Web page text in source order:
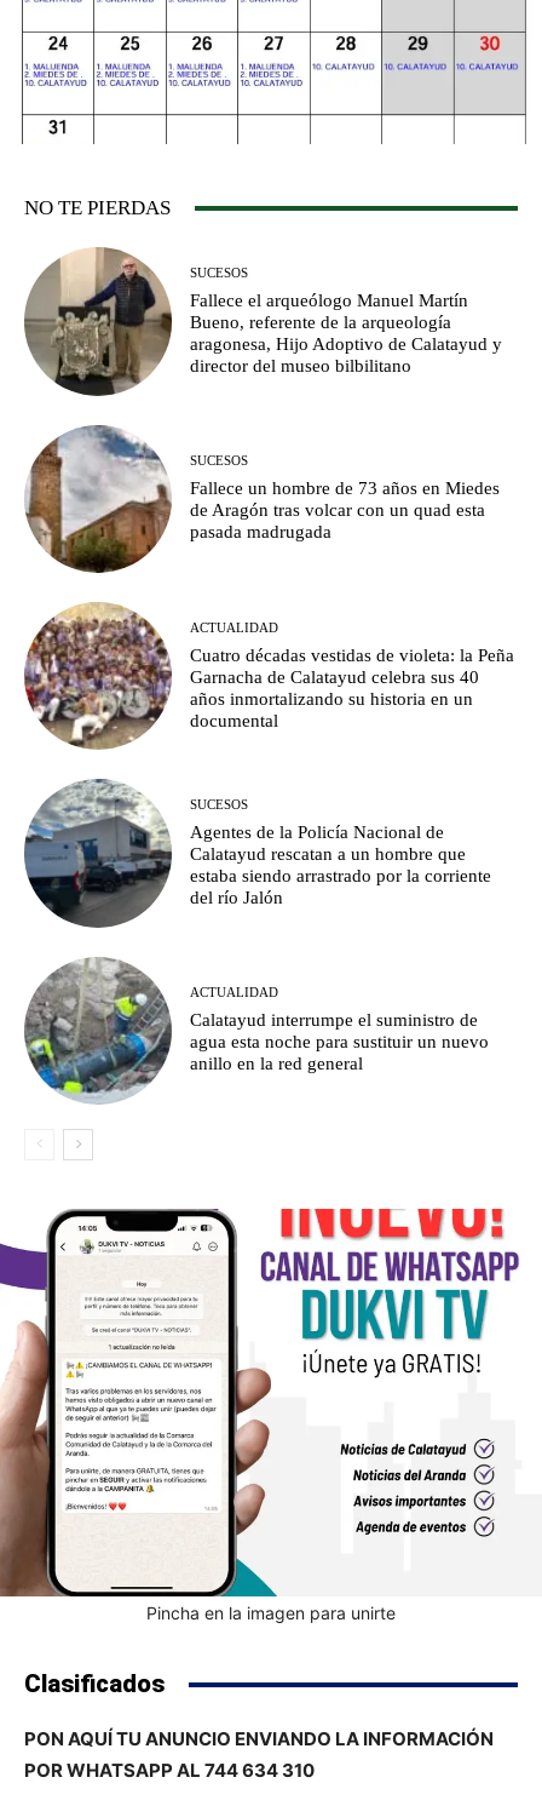
NO TE PIERDAS
SUCESOS
Fallece el arqueólogo Manuel Martín
Bueno, referente de la arqueología
aragonesa, Hijo Adoptivo de Calatayud y
director del museo bilbilitano
SUCESOS
Fallece un hombre de 73 años en Miedes
de Aragón tras volcar con un quad esta
pasada madrugada
ACTUALIDAD
Cuatro décadas vestidas de violeta: la Peña
Garnacha de Calatayud celebra sus 40
años inmortalizando su historia en un
documental
SUCESOS
Agentes de la Policía Nacional de
Calatayud rescatan a un hombre que
estaba siendo arrastrado por la corriente
del río Jalón
ACTUALIDAD
Calatayud interrumpe el suministro de
agua esta noche para sustituir un nuevo
anillo en la red general
Pincha en la imagen para unirte
Clasificados
PON AQUÍ TU ANUNCIO ENVIANDO LA INFORMACIÓN
POR WHATSAPP AL 744 634 310